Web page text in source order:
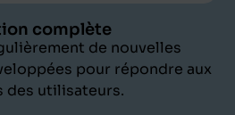
complète
de nouvelles
pour répondre aux
des utilisateurs.